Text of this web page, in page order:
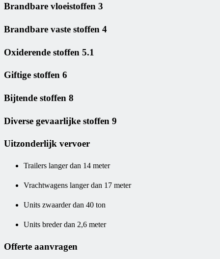
Brandbare vloeistoffen 3
Brandbare vaste stoffen 4
Oxiderende stoffen 5.1
Giftige stoffen 6
Bijtende stoffen 8
Diverse gevaarlijke stoffen 9
Uitzonderlijk vervoer
Trailers langer dan 14 meter
Vrachtwagens langer dan 17 meter
Units zwaarder dan 40 ton
Units breder dan 2,6 meter
Offerte aanvragen